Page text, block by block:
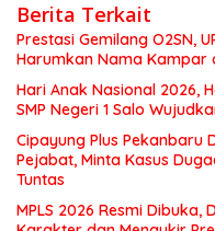
Berita Terkait
Prestasi Gemilang O2SN,
Harumkan Nama Kampar
Hari Anak Nasional 2026,
SMP Negeri 1 Salo
Cipayung Plus Pekanbaru
Pejabat, Minta Kasus
Tuntas
MPLS 2026 Resmi